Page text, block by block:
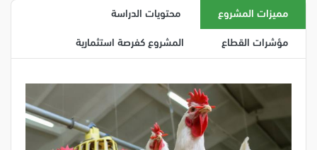
مميزات المشروع محتويات الدراسة
مؤشرات القطاع المشروع كفرصة استثمارية